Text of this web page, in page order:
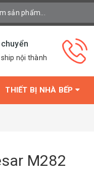
ship nội thành
THIẾT BỊ NHÀ BẾP
M282